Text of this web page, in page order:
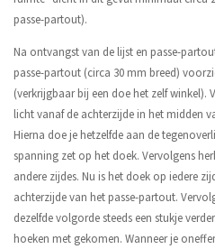
passe-partout).
Na ontvangst van de lijst en passe-
passe-partout (circa 30 mm breed)
(verkrijgbaar bij een doe het zelf winkel).
licht vanaf de achterzijde in het midden
Hierna doe je hetzelfde aan de
spanning zet op het doek. Vervolgens
andere zijdes. Nu is het doek op iedere
achterzijde van het passe-partout.
dezelfde volgorde steeds een stukje
hoeken met gekomen. Wanneer je